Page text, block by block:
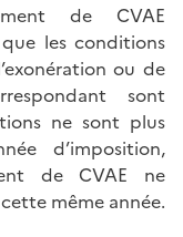
de CVAE
les conditions
ou de
sont
ne sont plus
d’imposition,
de CVAE ne
même année.